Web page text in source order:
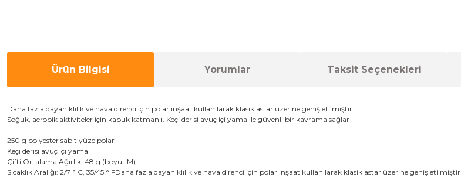
Ürün Bilgisi Yorumlar Taksit Seçenekleri
Daha fazla dayanıklılık ve hava direnci için polar inşaat kullanılarak klasik astar üzerine genişletilmiştir
Soğuk, aerobik aktiviteler için kabuk katmanlı. Keçi derisi avuç içi yama ile güvenli bir kavrama sağlar
250 g polyester sabit yüze polar
Keçi derisi avuç içi yama
Çifti Ortalama Ağırlık: 48 g (boyut M)
Sıcaklık Aralığı: 2/7 ° C, 35/45 ° FDaha fazla dayanıklılık ve hava direnci için polar inşaat kullanılarak klasik astar üzerine genişletilmiştir